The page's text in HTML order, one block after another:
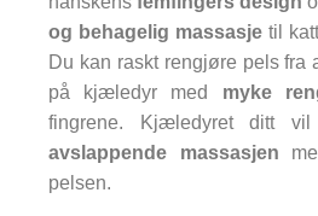
og behagelig massasje til
Du kan raskt rengjøre pels fra
på kjæledyr med myke
fingrene. Kjæledyret ditt
avslappende massasjen
pelsen.